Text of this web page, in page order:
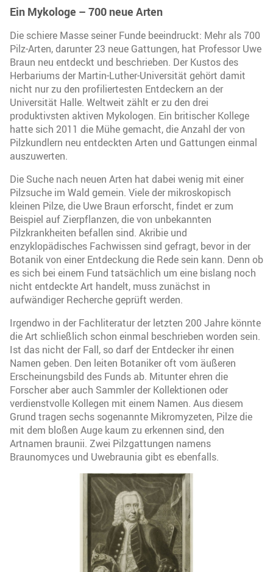
Ein Mykologe – 700 neue Arten
Die schiere Masse seiner Funde beeindruckt: Mehr als 700
Pilz-Arten, darunter 23 neue Gattungen, hat Professor Uwe
Braun neu entdeckt und beschrieben. Der Kustos des
Herbariums der Martin-Luther-Universität gehört damit
nicht nur zu den profiliertesten Entdeckern an der
Universität Halle. Weltweit zählt er zu den drei
produktivsten aktiven Mykologen. Ein britischer Kollege
hatte sich 2011 die Mühe gemacht, die Anzahl der von
Pilzkundlern neu entdeckten Arten und Gattungen einmal
auszuwerten.
Die Suche nach neuen Arten hat dabei wenig mit einer
Pilzsuche im Wald gemein. Viele der mikroskopisch
kleinen Pilze, die Uwe Braun erforscht, findet er zum
Beispiel auf Zierpflanzen, die von unbekannten
Pilzkrankheiten befallen sind. Akribie und
enzyklopädisches Fachwissen sind gefragt, bevor in der
Botanik von einer Entdeckung die Rede sein kann. Denn ob
es sich bei einem Fund tatsächlich um eine bislang noch
nicht entdeckte Art handelt, muss zunächst in
aufwändiger Recherche geprüft werden.
Irgendwo in der Fachliteratur der letzten 200 Jahre könnte
die Art schließlich schon einmal beschrieben worden sein.
Ist das nicht der Fall, so darf der Entdecker ihr einen
Namen geben. Den leiten Botaniker oft vom äußeren
Erscheinungsbild des Funds ab. Mitunter ehren die
Forscher aber auch Sammler der Kollektionen oder
verdienstvolle Kollegen mit einem Namen. Aus diesem
Grund tragen sechs sogenannte Mikromyzeten, Pilze die
mit dem bloßen Auge kaum zu erkennen sind, den
Artnamen braunii. Zwei Pilzgattungen namens
Braunomyces und Uwebraunia gibt es ebenfalls.